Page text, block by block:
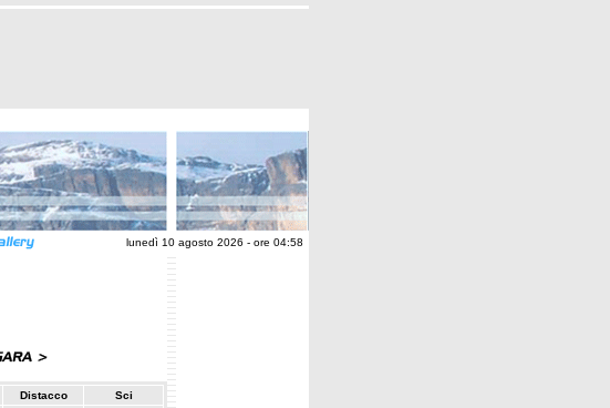
lunedì 10 agosto 2026 - ore 04:58
Distacco
Sci